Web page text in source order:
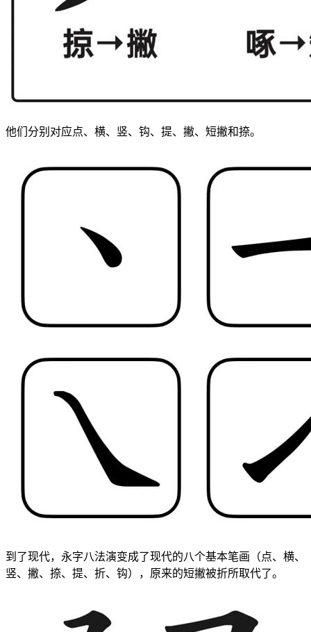
他们分别对应点、横、竖、钩、提、撇、短撇和捺。
到了现代，永字八法演变成了现代的八个基本笔画（点、横、
竖、撇、捺、提、折、钩），原来的短撇被折所取代了。